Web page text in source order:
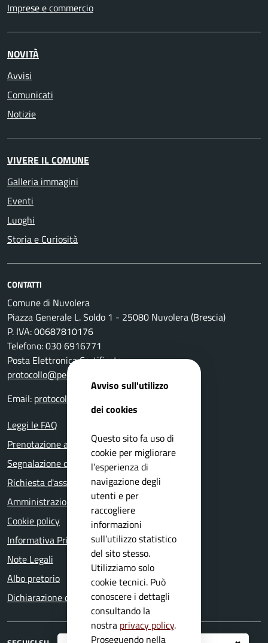
Imprese e commercio
NOVITÀ
Avvisi
Comunicati
Notizie
VIVERE IL COMUNE
Galleria immagini
Eventi
Luoghi
Storia e Curiosità
CONTATTI
Comune di Nuvolera
Piazza Generale L. Soldo 1 - 25080 Nuvolera (Brescia)
P. IVA: 00687810176
Telefono: 030 6916771
Posta Elettronica Certificata:
protocollo@pec.comune.nuvolera.bs.it
Email: protocollo@comune.nuvolera.bs.it
Leggi le FAQ
Prenotazione appuntamento
Segnalazione disservizio
Richiesta d'assistenza
Amministrazione trasparente
Cookie policy
Informativa Privacy
Note Legali
Albo pretorio
Dichiarazione di accessibilità
Avviso sull'utilizzo
dei cookies
Questo sito fa uso di
cookie per migliorare
l’esperienza di
navigazione degli
utenti e per
raccogliere
informazioni
sull’utilizzo statistico
del sito stesso.
Utilizziamo solo
cookie tecnici. Può
conoscere i dettagli
consultando la
nostra privacy policy.
Proseguendo nella